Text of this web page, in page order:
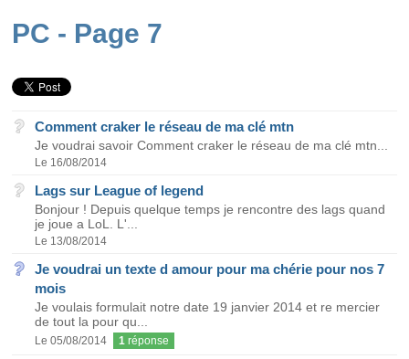
PC - Page 7
Comment craker le réseau de ma clé mtn
Je voudrai savoir Comment craker le réseau de ma clé mtn...
Le 16/08/2014
Lags sur League of legend
Bonjour ! Depuis quelque temps je rencontre des lags quand
je joue a LoL. L'...
Le 13/08/2014
Je voudrai un texte d amour pour ma chérie pour nos 7
mois
Je voulais formulait notre date 19 janvier 2014 et re mercier
de tout la pour qu...
Le 05/08/2014 1 réponse